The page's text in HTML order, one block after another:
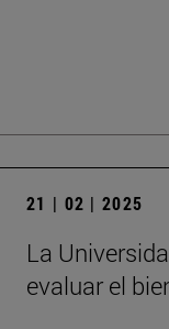
21 | 02 | 2025
La
evaluar el